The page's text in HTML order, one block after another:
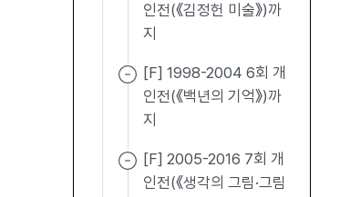
인전(《김정헌 미술》)까
지
[F] 1998-2004 6회 개
인전(《백년의 기억》)까
지
[F] 2005-2016 7회 개
인전(《생각의 그림·그림